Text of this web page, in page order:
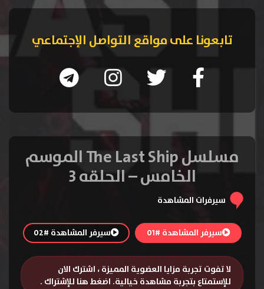
تابعونا على مواقع التواصل الإجتماعي
مسلسل The Last Ship الموسم
الخامس – الحلقه 3
سيرفرات المشاهدة
سيرفر المشاهدة #01 سيرفر المشاهدة #02
لا تفوت تجربة مزايا العضوية المميزة ، اشترك الان
للإستمتاع بتجربة مشاهدة خيالية. اضغط هنا للإشتراك .